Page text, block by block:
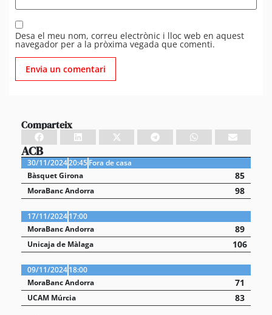
Desa el meu nom, correu electrònic i lloc web en aquest
navegador per a la pròxima vegada que comenti.
Comparteix
ACB
30/11/202420:45Fora de casa
Bàsquet Girona
85
MoraBanc Andorra 98
17/11/202417:00
MoraBanc Andorra
89
Unicaja de Màlaga 106
09/11/202418:00
MoraBanc Andorra
71
UCAM Múrcia 83